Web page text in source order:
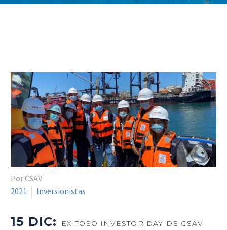
Por CSAV
2021
Inversionistas
15 DIC: EXITOSO INVESTOR DAY DE CSAV